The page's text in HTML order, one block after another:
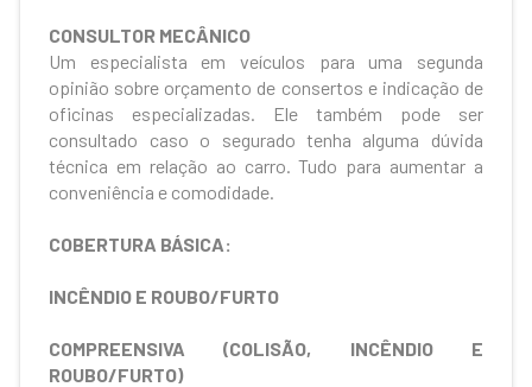
CONSULTOR MECÂNICO
Um especialista em veículos para uma segunda
opinião sobre orçamento de consertos e indicação de
oficinas especializadas. Ele também pode ser
consultado caso o segurado tenha alguma dúvida
técnica em relação ao carro. Tudo para aumentar a
conveniência e comodidade.
COBERTURA BÁSICA:
INCÊNDIO E ROUBO/FURTO
COMPREENSIVA (COLISÃO, INCÊNDIO E
ROUBO/FURTO)